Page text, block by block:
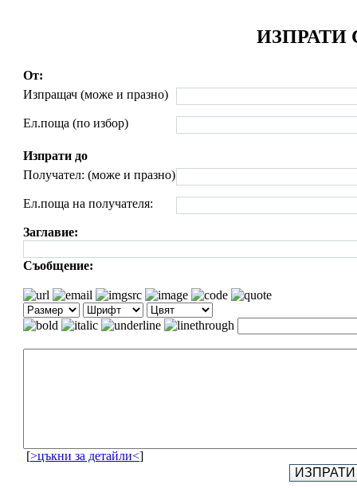
ИЗПРАТИ
От:
Изпращач (може и празно)
Ел.поща (по избор)
Изпрати до
Получател: (може и празно)
Ел.поща на получателя:
Заглавие:
Съобщение:
[>цъкни за детайли<]